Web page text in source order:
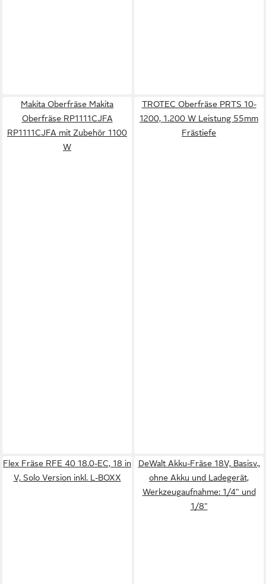
Makita Oberfräse Makita
Oberfräse RP1111CJFA
RP1111CJFA mit Zubehör 1100
W
TROTEC Oberfräse PRTS 10-
1200, 1.200 W Leistung 55mm
Frästiefe
Flex Fräse RFE 40 18.0-EC, 18 in
V, Solo Version inkl. L-BOXX
DeWalt Akku-Fräse 18V, Basisv.,
ohne Akku und Ladegerät,
Werkzeugaufnahme: 1/4" und
1/8"